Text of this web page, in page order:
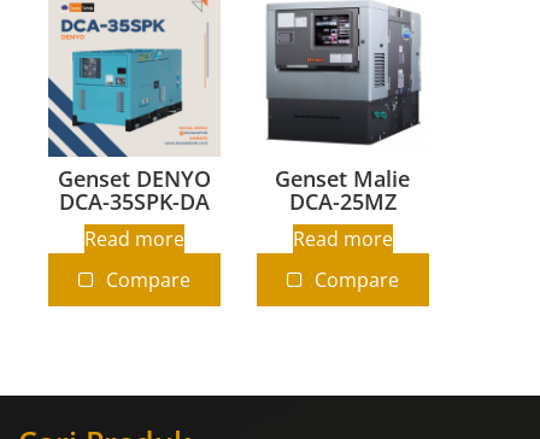
Genset DENYO
DCA-35SPK-DA
Read more
Compare
Genset Malie
DCA-25MZ
Read more
Compare